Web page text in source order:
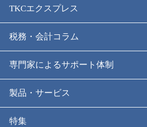
TKCエクスプレス
税務・会計コラム
専門家によるサポート体制
製品・サービス
特集